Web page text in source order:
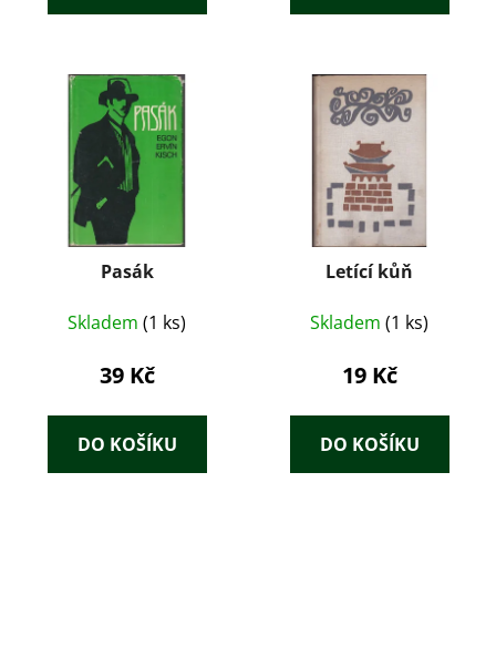
Pasák
Skladem (1 ks)
39 Kč
DO KOŠÍKU
Letící kůň
Skladem (1 ks)
19 Kč
DO KOŠÍKU